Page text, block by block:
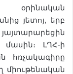
յետոյ, երբ
մասին։ ԼՂՀ-ի
հռչակագիրը
միութենական